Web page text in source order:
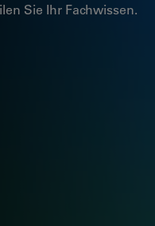
Sie Ihr Fachwissen.